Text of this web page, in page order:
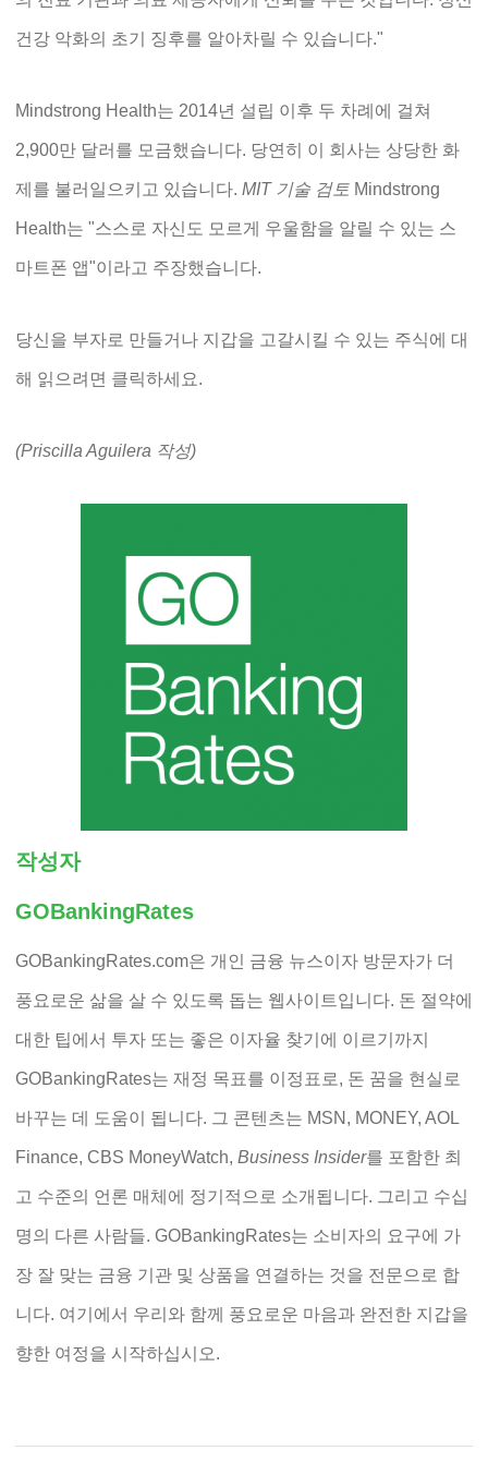
건강 악화의 초기 징후를 알아차릴 수 있습니다."
Mindstrong Health는 2014년 설립 이후 두 차례에 걸쳐
2,900만 달러를 모금했습니다. 당연히 이 회사는 상당한 화
제를 불러일으키고 있습니다. MIT 기술 검토 Mindstrong
Health는 "스스로 자신도 모르게 우울함을 알릴 수 있는 스
마트폰 앱"이라고 주장했습니다.
당신을 부자로 만들거나 지갑을 고갈시킬 수 있는 주식에 대
해 읽으려면 클릭하세요.
(Priscilla Aguilera 작성)
작성자
GOBankingRates
GOBankingRates.com은 개인 금융 뉴스이자 방문자가 더
풍요로운 삶을 살 수 있도록 돕는 웹사이트입니다. 돈 절약에
대한 팁에서 투자 또는 좋은 이자율 찾기에 이르기까지
GOBankingRates는 재정 목표를 이정표로, 돈 꿈을 현실로
바꾸는 데 도움이 됩니다. 그 콘텐츠는 MSN, MONEY, AOL
Finance, CBS MoneyWatch, Business Insider를 포함한 최
고 수준의 언론 매체에 정기적으로 소개됩니다. 그리고 수십
명의 다른 사람들. GOBankingRates는 소비자의 요구에 가
장 잘 맞는 금융 기관 및 상품을 연결하는 것을 전문으로 합
니다. 여기에서 우리와 함께 풍요로운 마음과 완전한 지갑을
향한 여정을 시작하십시오.